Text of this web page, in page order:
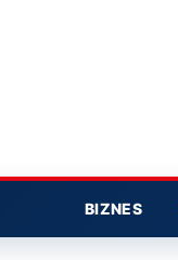
BIZNES